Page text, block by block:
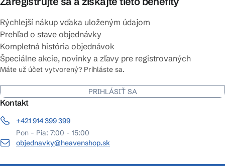
Rýchlejší nákup vďaka uloženým údajom
Prehľad o stave objednávky
Kompletná história objednávok
Špeciálne akcie, novinky a zľavy pre registrovaných
Máte už účet vytvorený? Prihláste sa.
PRIHLÁSIŤ SA
Kontakt
+421 914 399 399
Pon - Pia: 7:00 - 15:00
objednavky@heavenshop.sk